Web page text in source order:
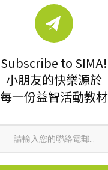
Subscribe to SIMA!
小朋友的快樂源於
每一份益智活動教材